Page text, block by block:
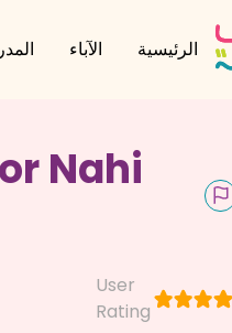
الرئيسية الآباء
Nahi
User
Rating